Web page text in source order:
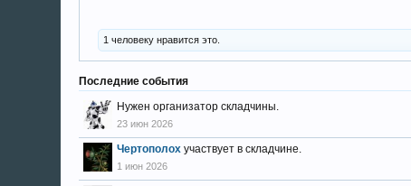
1 человеку нравится это.
Последние события
Нужен организатор складчины.
23 июн 2026
Чертополох участвует в складчине.
1 июн 2026